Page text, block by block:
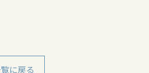
に戻る